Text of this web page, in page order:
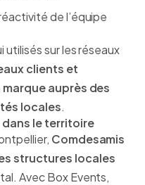
de l’équipe
utilisés sur les réseaux
clients et
auprès des
locales.
le territoire
Comdesamis
structures locales
Avec Box Events,